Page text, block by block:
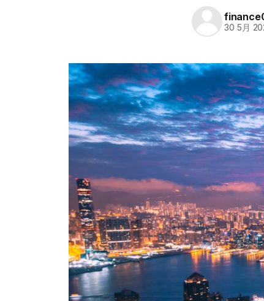
30 5月